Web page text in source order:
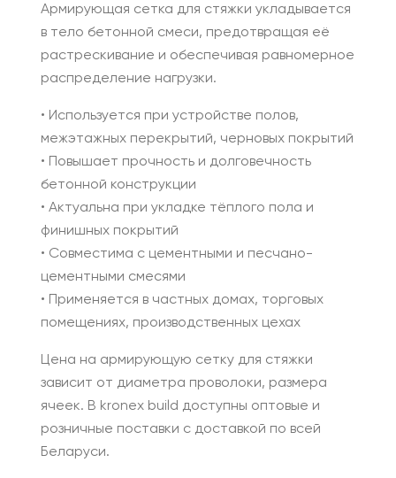
Армирующая сетка для стяжки укладывается
в тело бетонной смеси, предотвращая её
растрескивание и обеспечивая равномерное
распределение нагрузки.
• Используется при устройстве полов,
межэтажных перекрытий, черновых покрытий
• Повышает прочность и долговечность
бетонной конструкции
• Актуальна при укладке тёплого пола и
финишных покрытий
• Совместима с цементными и песчано-
цементными смесями
• Применяется в частных домах, торговых
помещениях, производственных цехах
Цена на армирующую сетку для стяжки
зависит от диаметра проволоки, размера
ячеек. В kronex build доступны оптовые и
розничные поставки с доставкой по всей
Беларуси.